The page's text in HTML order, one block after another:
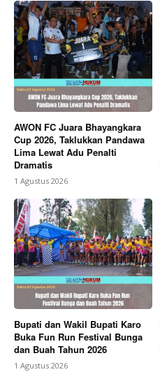
AWON FC Juara Bhayangkara
Cup 2026, Taklukkan Pandawa
Lima Lewat Adu Penalti
Dramatis
1 Agustus 2026
Bupati dan Wakil Bupati Karo
Buka Fun Run Festival Bunga
dan Buah Tahun 2026
1 Agustus 2026